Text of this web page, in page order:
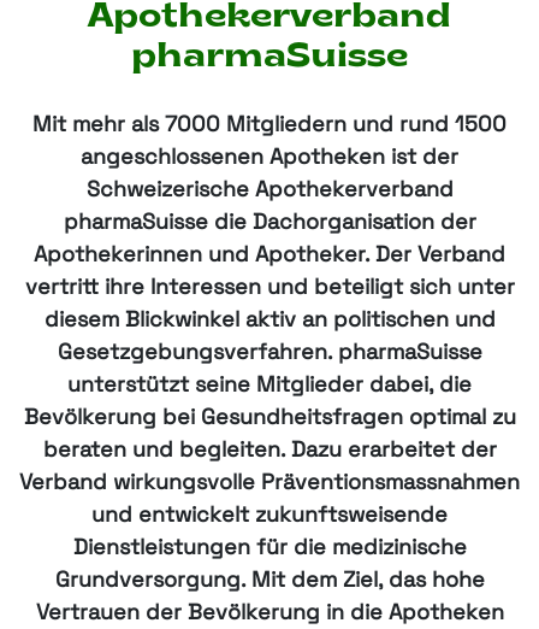
Apothekerverband
pharmaSuisse
Mit mehr als 7000 Mitgliedern und rund 1500
angeschlossenen Apotheken ist der
Schweizerische Apothekerverband
pharmaSuisse die Dachorganisation der
Apothekerinnen und Apotheker. Der Verband
vertritt ihre Interessen und beteiligt sich unter
diesem Blickwinkel aktiv an politischen und
Gesetzgebungsverfahren. pharmaSuisse
unterstützt seine Mitglieder dabei, die
Bevölkerung bei Gesundheitsfragen optimal zu
beraten und begleiten. Dazu erarbeitet der
Verband wirkungsvolle Präventionsmassnahmen
und entwickelt zukunftsweisende
Dienstleistungen für die medizinische
Grundversorgung. Mit dem Ziel, das hohe
Vertrauen der Bevölkerung in die Apotheken